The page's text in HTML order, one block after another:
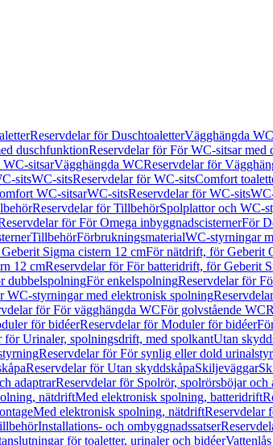
Reservdelar för DuschtoaletterVägghängda WC
duschfunktionReservdelar för För WC-sitsar med
WC-sitsarVägghängda WCReservdelar för
sitsWC-sitsReservdelar för WC-sitsComfort
WC-sitsarWC-sitsReservdelar för WC-sits
Reservdelar för TillbehörSpolplattor och WC-
för För Omega inbyggnadscisternerFör
TillbehörFörbrukningsmaterialWC-styrningar
Sigma cistern 12 cmFör nätdrift, för Geberit
12 cmReservdelar för För batteridrift, för Geberit
dubbelspolningFör enkelspolningReservdelar för
WC-styrningar med elektronisk spolning
för För vägghängda WCFör golvstående WC
för bidéerReservdelar för Moduler för bidéer
för Urinaler, spolningsdrift, med spolkantUtan
Reservdelar för För synlig eller dold
Reservdelar för Utan skyddskåpaSkiljeväggar
adaptrarReservdelar för Spolrör, spolrörsböjar och
nätdriftMed elektronisk spolning, batteridrift
Med elektronisk spolning, nätdriftReservdelar
Installations- och ombyggnadssatser
för toaletter, urinaler och bidéer